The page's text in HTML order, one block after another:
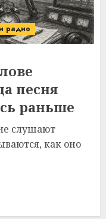
радио
песня
раньше
слушают
как оно